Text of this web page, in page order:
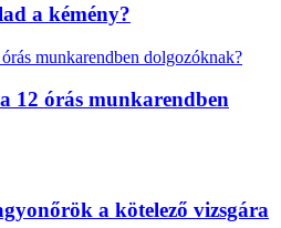
a kémény?
12 órás munkarendben
a kötelező vizsgára